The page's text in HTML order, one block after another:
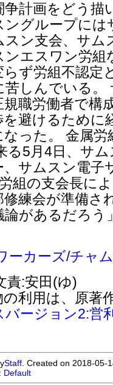
争計画をどう描
ングループには
スン支会、サム
ンエスワン労組
らず労組不認定
苦しんでいる。
規職労働者で構
を避けるために
なった。 金属
る5月4日、サ
、サムスン電子
組の支会長に
修練会が準備さ
論があるだろう
ーカーズ/チャ
責:安田(ゆ)
の利用は、原著
バージョン2:営
Staff . Created on 2018-
Default